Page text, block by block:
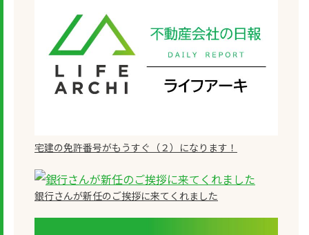
宅建の免許番号がもうすぐ（２）になります！
銀行さんが新任のご挨拶に来てくれました